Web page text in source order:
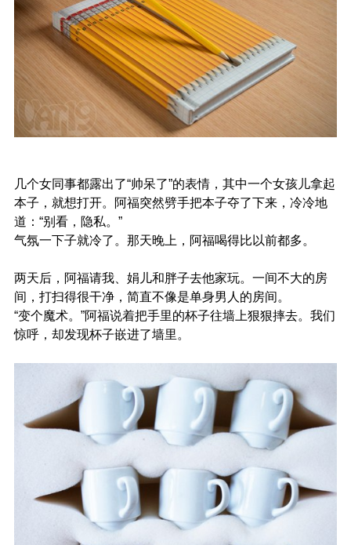
几个女同事都露出了“帅呆了”的表情，其中一个女孩儿拿起
本子，就想打开。阿福突然劈手把本子夺了下来，冷冷地
道：“别看，隐私。”
气氛一下子就冷了。那天晚上，阿福喝得比以前都多。
两天后，阿福请我、娟儿和胖子去他家玩。一间不大的房
间，打扫得很干净，简直不像是单身男人的房间。
“变个魔术。”阿福说着把手里的杯子往墙上狠狠摔去。我们
惊呼，却发现杯子嵌进了墙里。